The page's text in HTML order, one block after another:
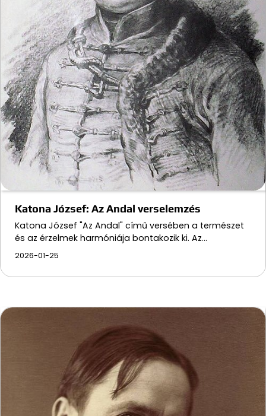
Katona József: Az Andal verselemzés
Katona József "Az Andal" című versében a természet
és az érzelmek harmóniája bontakozik ki. Az…
2026-01-25